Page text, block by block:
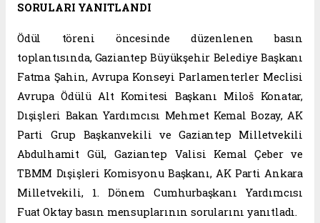
SORULARI YANITLANDI
Ödül töreni öncesinde düzenlenen basın
toplantısında, Gaziantep Büyükşehir Belediye Başkanı
Fatma Şahin, Avrupa Konseyi Parlamenterler Meclisi
Avrupa Ödülü Alt Komitesi Başkanı Miloš Konatar,
Dışişleri Bakan Yardımcısı Mehmet Kemal Bozay, AK
Parti Grup Başkanvekili ve Gaziantep Milletvekili
Abdulhamit Gül, Gaziantep Valisi Kemal Çeber ve
TBMM Dışişleri Komisyonu Başkanı, AK Parti Ankara
Milletvekili, 1. Dönem Cumhurbaşkanı Yardımcısı
Fuat Oktay basın mensuplarının sorularını yanıtladı.